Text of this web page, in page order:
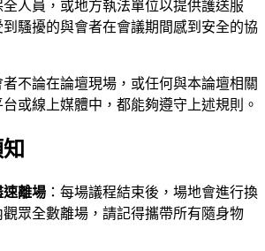
人員，或地方執法單位以提供護送服
騷擾的與會者在會議期間感到安全的協
不論在論壇現場，或任何與本論壇相關
或線上媒體中，都能夠遵守上述規則。
速離場 ：每場議程結束後，場地會進行換
眾全數離場，請記得攜帶所有隨身物